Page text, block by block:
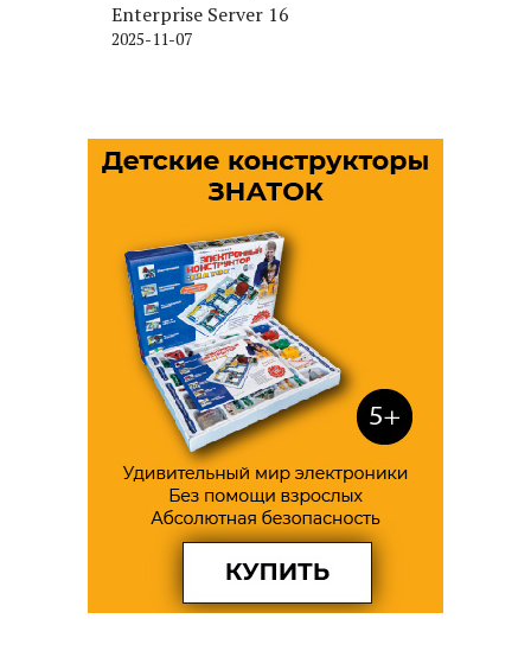
Enterprise Server 16
2025-11-07